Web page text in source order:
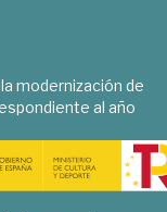
modernización de
al año